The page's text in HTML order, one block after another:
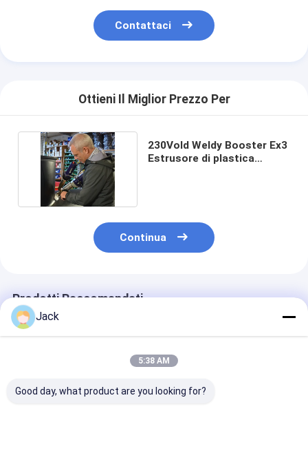
Contattaci
Ottieni Il Miglior Prezzo Per
230Vold Weldy Booster Ex3
Estrusore di plastica
Continua
Prodotti Raccomandati
Jack
5:38 AM
Good day, what product are you looking for?